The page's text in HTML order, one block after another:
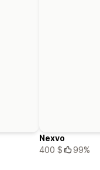
Nexvo
400 $
99%